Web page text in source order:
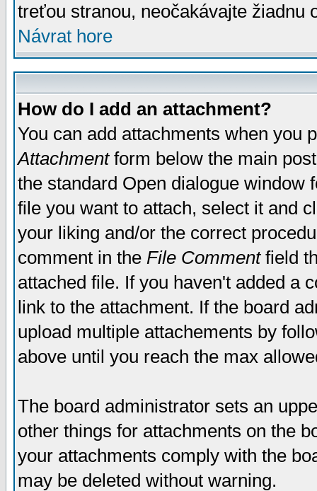
treťou stranou, neočakávajte žiadnu
Návrat hore
How do I add an attachment?
You can add attachments when you
Attachmentform below the main
the standard Open dialogue window
file you want to attach, select it and
your liking and/or the correct
comment in the File Commentfield
attached file. If you haven't added a
link to the attachment. If the board
upload multiple attachements by
above until you reach the max
The board administrator sets an
other things for attachments on the
your attachments comply with the
may be deleted without warning.